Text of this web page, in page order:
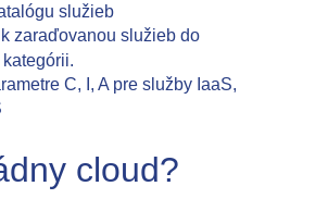
služieb
zaraďovanou služieb do
C, I, A pre služby IaaS,
cloud?